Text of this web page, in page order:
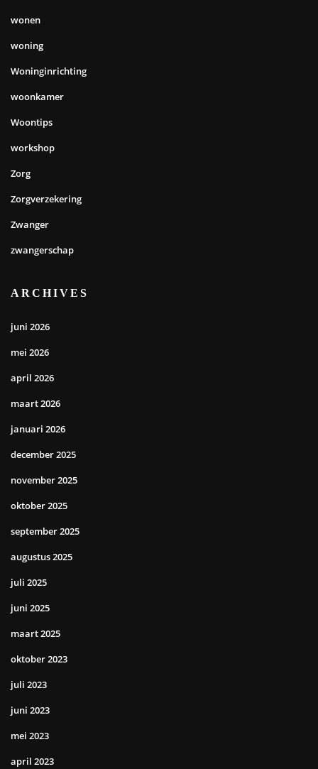
wonen
woning
Woninginrichting
woonkamer
Woontips
workshop
Zorg
Zorgverzekering
Zwanger
zwangerschap
ARCHIVES
juni 2026
mei 2026
april 2026
maart 2026
januari 2026
december 2025
november 2025
oktober 2025
september 2025
augustus 2025
juli 2025
juni 2025
maart 2025
oktober 2023
juli 2023
juni 2023
mei 2023
april 2023